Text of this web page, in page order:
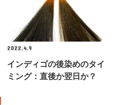
2022.4.9
インディゴの後染めのタイ
ミング：直後か翌日か？